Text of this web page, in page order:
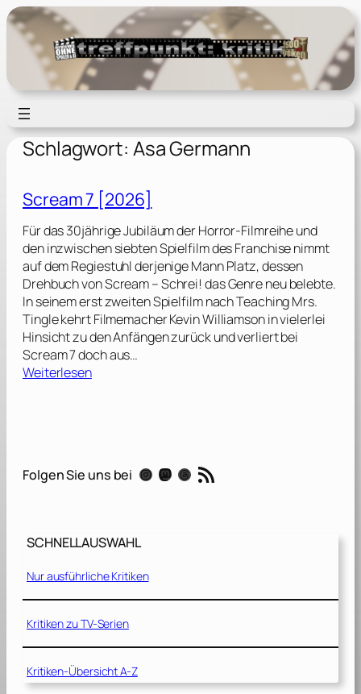
Zum
Inhalt
springen
Schlagwort: Asa Germann
Scream 7 [2026]
Für das 30jährige Jubiläum der Horror-Filmreihe und
den inzwischen siebten Spielfilm des Franchise nimmt
auf dem Regiestuhl derjenige Mann Platz, dessen
Drehbuch von Scream – Schrei! das Genre neu belebte.
In seinem erst zweiten Spielfilm nach Teaching Mrs.
Tingle kehrt Filmemacher Kevin Williamson in vielerlei
Hinsicht zu den Anfängen zurück und verliert bei
Scream 7 doch aus…
Weiterlesen:
m
2
2
6
]
Folgen Sie uns bei Instagram Mastodon Threads RSS-Feed
SCHNELLAUSWAHL
Nur ausführliche Kritiken
Kritiken zu TV-Serien
Kritiken-Übersicht A-Z